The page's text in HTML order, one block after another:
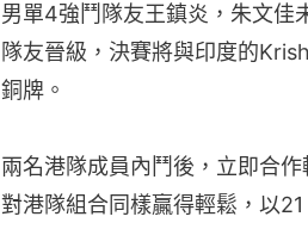
男單4強鬥隊友王鎮炎，朱文佳
隊友晉級，決賽將與印度的
銅牌。
兩名港隊成員內鬥後，立即合
對港隊組合同樣贏得輕鬆，以